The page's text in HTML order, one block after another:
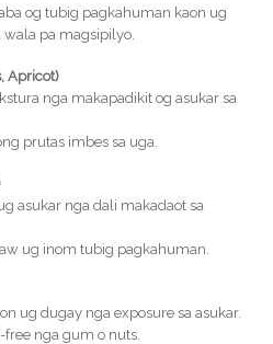
og tubig pagkahuman kaon ug
pa magsipilyo.
Apricot)
nga makapadikit og asukar sa
prutas imbes sa uga.
asukar nga dali makadaot sa
ug inom tubig pagkahuman.
ug dugay nga exposure sa asukar.
nga gum o nuts.